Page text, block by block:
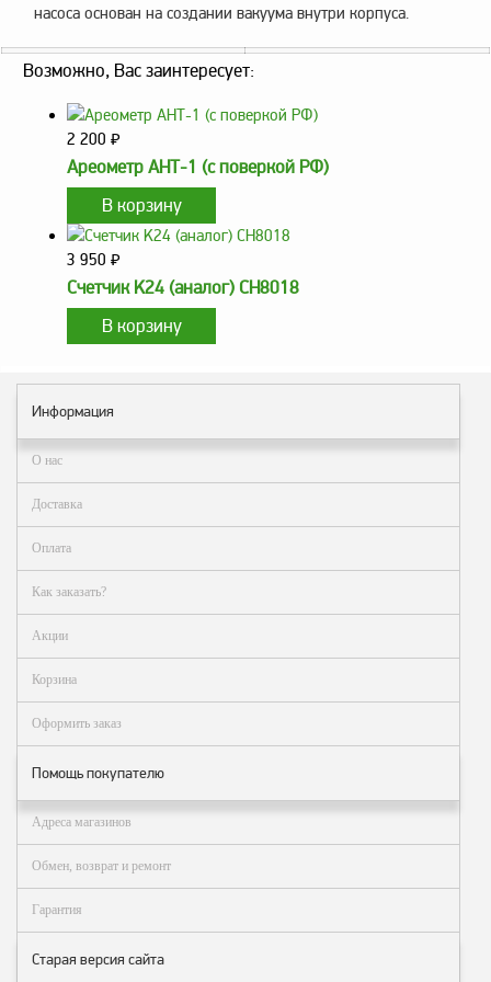
оборудование
техпластина МБС
арматура
Устройства
заземления
автоцистерн и
комплектующие
Продукция НПП
СЕНСОР
Эксплуатационное
оборудование
Аналоги запасных
ОБОРУДОВАНИЕ
МИНИ АЗС
ОБОРУДОВАНИЕ
АГЗС, ГНС
О
компании
Услуги
Новости
Контакты
Распродажа
Как
насоса основан на создании вакуума внутри корпуса.
Возможно, Вас заинтересует:
2 200 ₽
Ареометр АНТ-1 (с поверкой РФ)
3 950 ₽
Счетчик K24 (аналог) CH8018
Информация
О нас
Доставка
Оплата
Как заказать?
Акции
Корзина
Оформить заказ
Помощь покупателю
Адреса магазинов
Обмен, возврат и ремонт
Гарантия
Старая версия сайта